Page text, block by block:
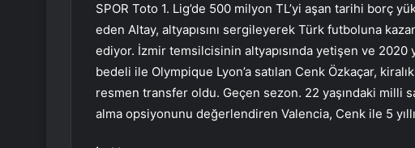
SPOR Toto 1. Lig’de 500 milyon TL’yi aşan tarihi borç
eden Altay, altyapısını sergileyerek Türk futboluna
ediyor. İzmir temsilcisinin altyapısında yetişen ve 2020
bedeli ile Olympique Lyon’a satılan Cenk Özkaçar,
resmen transfer oldu. Geçen sezon. 22 yaşındaki milli
alma opsiyonunu değerlendiren Valencia, Cenk ile 5